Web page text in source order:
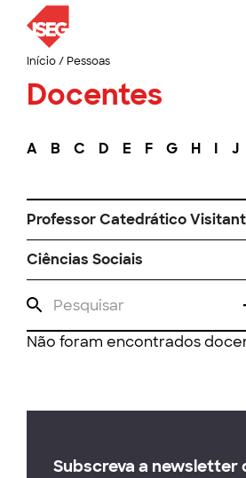
Início/ Pessoas
Docentes
A B C D E F G H I J
Professor Catedrático
Ciências Sociais
Não foram encontrados
Subscreva a newsletter